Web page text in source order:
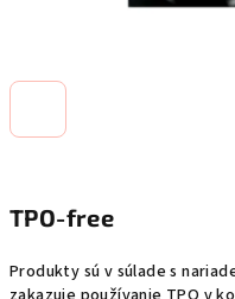
TPO-free
Produkty sú v súlade s